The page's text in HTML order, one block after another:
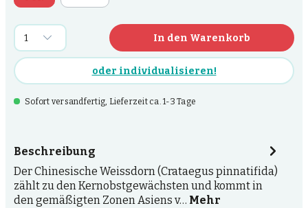
In den Warenkorb
oder individualisieren!
Sofort versandfertig, Lieferzeit ca. 1-3 Tage
Beschreibung
Der Chinesische Weissdorn (Crataegus pinnatifida)
zählt zu den Kernobstgewächsten und kommt in
den gemäßigten Zonen Asiens v… Mehr